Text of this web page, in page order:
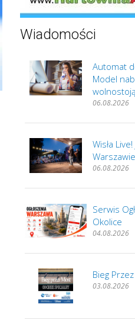
Wiadomości
Automat
Model
06.08.2026
Wisła
06.08.2026
Serwis
Okolice
04.08.2026
Bieg
03.08.2026